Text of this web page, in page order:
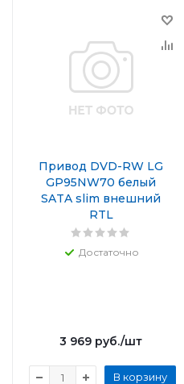
Привод DVD-RW LG
GP95NW70 белый
SATA slim внешний
RTL
Достаточно
3 969 руб./шт
В корзину